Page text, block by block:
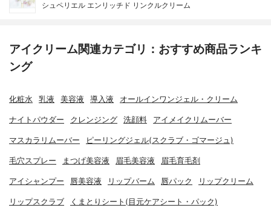
シュペリエル エンリッチド リンクルクリーム
アイクリーム関連カテゴリ：おすすめ商品ランキ
ング
化粧水 乳液 美容液 導入液 オールインワンジェル・クリーム
ナイトパウダー クレンジング 洗顔料 アイメイクリムーバー
マスカラリムーバー ピーリングジェル(スクラブ・ゴマージュ)
毛穴スプレー まつげ美容液 眉毛美容液 眉毛育毛剤
アイシャンプー 唇美容液 リップバーム 唇パック リップクリーム
リップスクラブ くまとりシート(目元ケアシート・パック)